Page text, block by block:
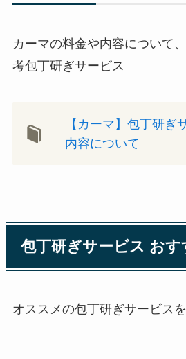
カーマの料金や内容について
考包丁研ぎサービス
【カーマ】包丁研ぎ
内容について
包丁研ぎサービス おす
オススメの包丁研ぎサービスを